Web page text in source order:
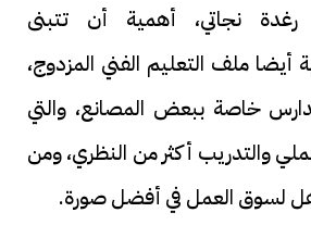
رغدة نجاتي، أهمية أن تتبنى
أيضا ملف التعليم الفني المزدوج،
خاصة ببعض المصانع، والتي
والتدريب أكثر من النظري، ومن
لسوق العمل في أفضل صورة.